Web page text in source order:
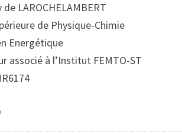
LAROCHELAMBERT
de Physique-Chimie
Energétique
associé à l’Institut FEMTO-ST